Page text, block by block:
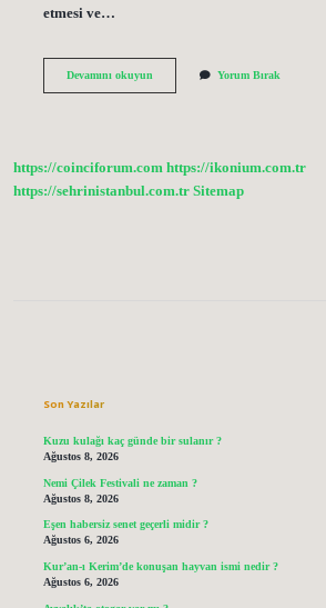
etmesi ve…
Devamını okuyunKendinden
Yorum Bırak
https://coinciforum.com https://ikonium.com.tr
https://sehrinistanbul.com.tr Sitemap
Son Yazılar
Kuzu kulağı kaç günde bir sulanır ?
Ağustos 8, 2026
Nemi Çilek Festivali ne zaman ?
Ağustos 8, 2026
Eşen habersiz senet geçerli midir ?
Ağustos 6, 2026
Kur’an-ı Kerim’de konuşan hayvan ismi nedir ?
Ağustos 6, 2026